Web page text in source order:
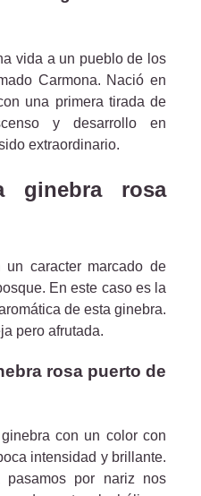
vida a un pueblo de los
Carmona. Nació en
una primera tirada de
y desarrollo en
extraordinario.
ginebra rosa
un caracter marcado de
En este caso es la
de esta ginebra.
pero afrutada.
rosa puerto de
con un color con
intensidad y brillante.
pasamos por nariz nos